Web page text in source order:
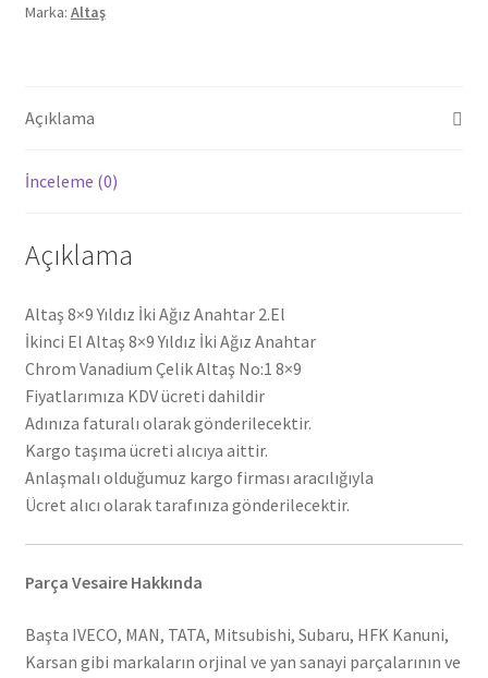
Marka: Altaş
Açıklama
İnceleme (0)
Açıklama
Altaş 8×9 Yıldız İki Ağız Anahtar 2.El
İkinci El Altaş 8×9 Yıldız İki Ağız Anahtar
Chrom Vanadium Çelik Altaş No:1 8×9
Fiyatlarımıza KDV ücreti dahildir
Adınıza faturalı olarak gönderilecektir.
Kargo taşıma ücreti alıcıya aittir.
Anlaşmalı olduğumuz kargo firması aracılığıyla
Ücret alıcı olarak tarafınıza gönderilecektir.
Parça Vesaire Hakkında
Başta IVECO, MAN, TATA, Mitsubishi, Subaru, HFK Kanuni,
Karsan gibi markaların orjinal ve yan sanayi parçalarının ve